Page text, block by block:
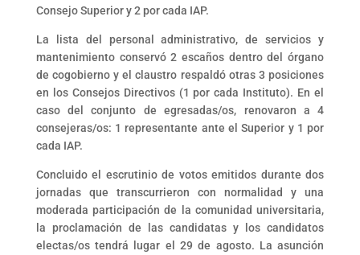
Consejo Superior y 2 por cada IAP.
La lista del personal administrativo, de servicios y
mantenimiento conservó 2 escaños dentro del órgano
de cogobierno y el claustro respaldó otras 3 posiciones
en los Consejos Directivos (1 por cada Instituto). En el
caso del conjunto de egresadas/os, renovaron a 4
consejeras/os: 1 representante ante el Superior y 1 por
cada IAP.
Concluido el escrutinio de votos emitidos durante dos
jornadas que transcurrieron con normalidad y una
moderada participación de la comunidad universitaria,
la proclamación de las candidatas y los candidatos
electas/os tendrá lugar el 29 de agosto. La asunción